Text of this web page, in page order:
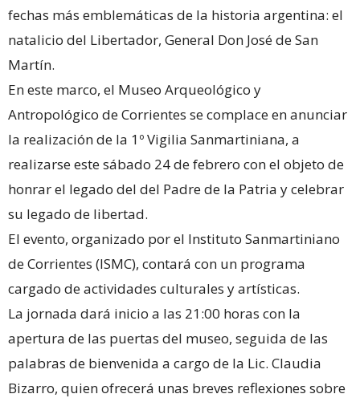
fechas más emblemáticas de la historia argentina: el
natalicio del Libertador, General Don José de San
Martín.
En este marco, el Museo Arqueológico y
Antropológico de Corrientes se complace en anunciar
la realización de la 1º Vigilia Sanmartiniana, a
realizarse este sábado 24 de febrero con el objeto de
honrar el legado del del Padre de la Patria y celebrar
su legado de libertad.
El evento, organizado por el Instituto Sanmartiniano
de Corrientes (ISMC), contará con un programa
cargado de actividades culturales y artísticas.
La jornada dará inicio a las 21:00 horas con la
apertura de las puertas del museo, seguida de las
palabras de bienvenida a cargo de la Lic. Claudia
Bizarro, quien ofrecerá unas breves reflexiones sobre